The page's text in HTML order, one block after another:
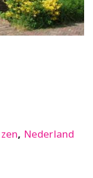
, Nederland